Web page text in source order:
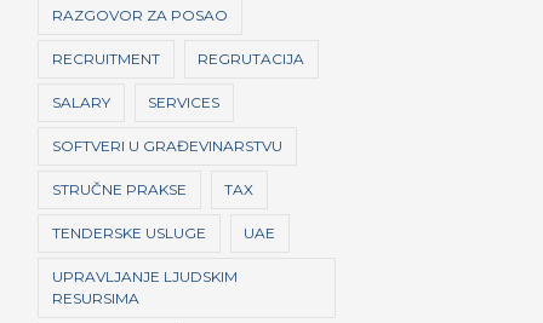
RAZGOVOR ZA POSAO
RECRUITMENT REGRUTACIJA
SALARY SERVICES
SOFTVERI U GRAĐEVINARSTVU
STRUČNE PRAKSE TAX
TENDERSKE USLUGE UAE
UPRAVLJANJE LJUDSKIM
RESURSIMA